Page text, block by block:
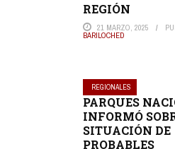
REGIÓN
21 MARZO, 2025
BARILOCHED
REGIONALES
PARQUES
INFORMÓ
SITUACIÓN DE
PROBABLES